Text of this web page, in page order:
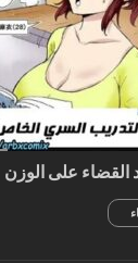
القضاء على الوزن